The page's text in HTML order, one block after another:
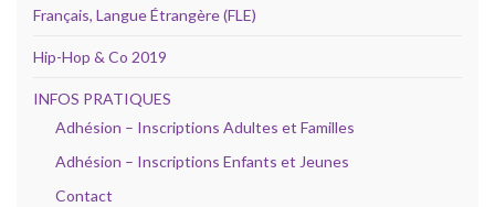
Français, Langue Étrangère (FLE)
Hip-Hop & Co 2019
INFOS PRATIQUES
Adhésion – Inscriptions Adultes et Familles
Adhésion – Inscriptions Enfants et Jeunes
Contact